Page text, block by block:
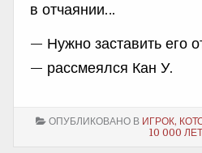
в отчаянии…
— Нужно заставить его
— рассмеялся Кан У.
ОПУБЛИКОВАНО В ИГРОК,
10 000 ЛЕТ